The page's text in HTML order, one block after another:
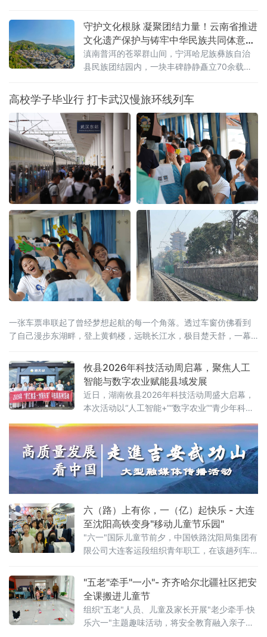
守护文化根脉 凝聚团结力量！云南省推进
文化遗产保护与铸牢中华民族共同体意识
深度融合
滇南普洱的苍翠群山间，宁洱哈尼族彝族自治
县民族团结园内，一块丰碑静静矗立70余载。
誓词碑，镌刻着云南26个世居民族“从此我们一
心一德，团结到底，在中国共产党的领导下，
誓为建设平等自由幸福的大家庭而奋斗”的铮铮
誓言。它是云南各民族手足相亲、守望相助的
历史见证，更是全省深耕文化遗产保护、活化
文脉资源、铸牢中华
高校学子毕业行 打卡武汉慢旅环线列车
一张车票串联起了曾经梦想起航的每一个角落。透过车窗仿佛看到
了自己漫步东湖畔，登上黄鹤楼，远眺长江水，极目楚天舒，一幕
攸县2026年科技活动周启幕，聚焦人工
智能与数字农业赋能县域发展
近日，湖南攸县2026年科技活动周盛大启幕，
本次活动以“人工智能+”“数字农业”“青少年科
及“培育好强科创兴产业的动能”行动展开，全方
位展示了攸县在科技创新驱动下，产业升级、
绿色发展和智慧教育领域取得的崭新成果，为
攸县的高质量发展注入了强劲的科技动力。
六（路）上有你，一（亿）起快乐 - 大连
至沈阳高铁变身"移动儿童节乐园"
"六一"国际儿童节前夕，中国铁路沈阳局集团有
限公司大连客运段组织青年职工，在该趟列车
这个六一，坐高铁去撒
"五老"牵手"一小"- 齐齐哈尔北疆社区把安
全课搬进儿童节
组织"五老"人员、儿童及家长开展"老少牵手·快
乐六一"主题趣味活动，将安全教育融入亲子游